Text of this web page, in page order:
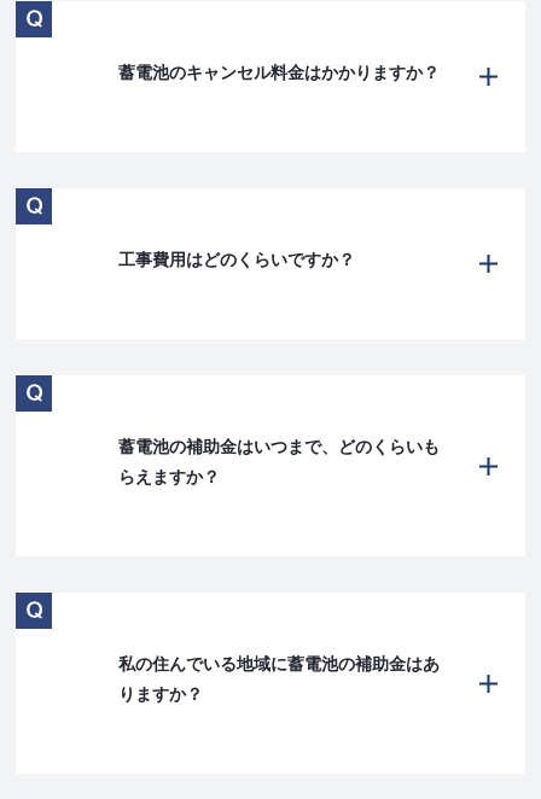
蓄電池のキャンセル料金はかかりますか？
工事費用はどのくらいですか？
蓄電池の補助金はいつまで、どのくらいも
らえますか？
私の住んでいる地域に蓄電池の補助金はあ
りますか？